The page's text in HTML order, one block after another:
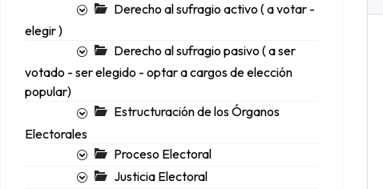
Derecho al sufragio activo ( a votar -
elegir )
Derecho al sufragio pasivo ( a ser
votado - ser elegido - optar a cargos de elección
popular)
Estructuración de los Órganos
Electorales
Proceso Electoral
Justicia Electoral